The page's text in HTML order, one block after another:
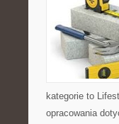
kategorie to
opracowania